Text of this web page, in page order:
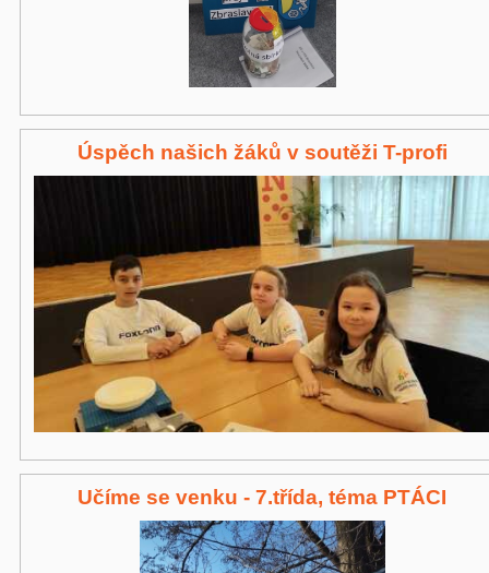
Úspěch našich žáků v soutěži T-profi
Učíme se venku - 7.třída, téma PTÁCI